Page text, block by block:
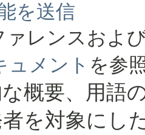
を送信
ァレンスおよ
ュメント を参
概要、用語
を対象にし